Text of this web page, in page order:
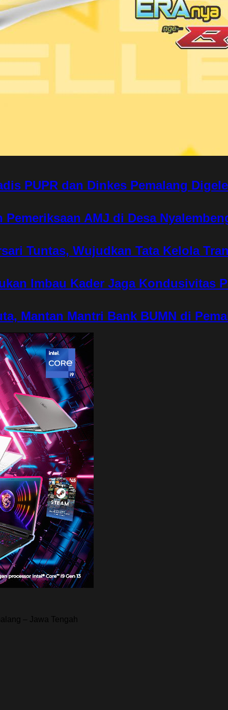
PUPR dan Dinkes Pemalang
AMJ di Desa
Tuntas, Wujudkan Tata Kelola
Imbau Kader Jaga Kondusivitas
Mantan Mantri Bank BUMN di
– Jawa Tengah